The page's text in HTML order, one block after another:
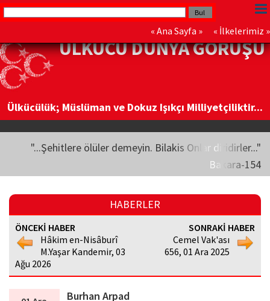
« Ana Sayfa » « İlkelerimiz »
ÜLKÜCÜ DÜNYA GÖRÜŞÜ
Ülkücülük; Müslüman ve Dokuz Işıkçı Milliyetçiliktir...
"...Şehitlere ölüler demeyin. Bilakis Onlar diridirler..."
Bakara-154
HABERLER
ÖNCEKİ HABER
Hâkim en-Nisâburî
M.Yaşar Kandemir, 03
Ağu 2026
SONRAKİ HABER
Cemel Vak'ası
656, 01 Ara 2025
Burhan Arpad